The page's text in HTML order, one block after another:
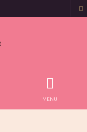
MENU